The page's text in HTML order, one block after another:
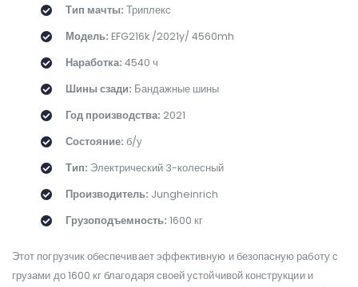
Тип мачты: Триплекс
Модель: EFG216k /2021y/ 4560mh
Наработка: 4540 ч
Шины сзади: Бандажные шины
Год производства: 2021
Состояние: б/у
Тип: Электрический 3-колесный
Производитель: Jungheinrich
Грузоподъемность: 1600 кг
Этот погрузчик обеспечивает эффективную и безопасную работу с
грузами до 1600 кг благодаря своей устойчивой конструкции и